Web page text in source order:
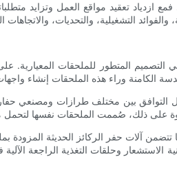
ازدياد تعقيد مواقع العمل وتزايد
المتطور للملحقات المعيارية.
بين مختلف طرازات ومصنعي
تتضمن آلات حفر الركائز الحديثة
الاستشعار وحلقات التغذية الراجعة